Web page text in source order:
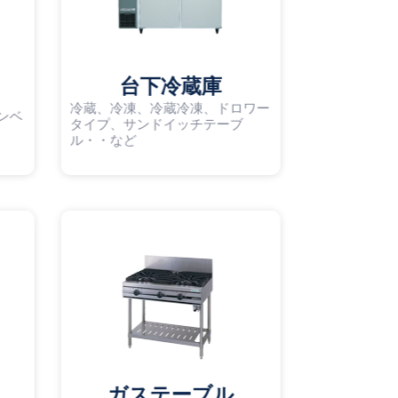
ベ
台下冷蔵庫
冷蔵、冷凍、冷蔵冷凍、ドロワー
タイプ、サンドイッチテーブ
ル・・など